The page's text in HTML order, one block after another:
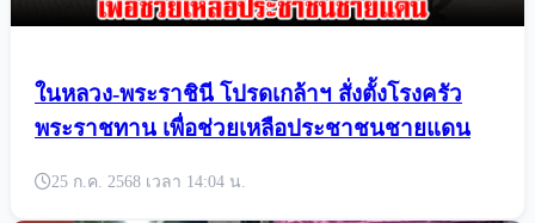
ในหลวง-พระราชินี โปรดเกล้าฯ สั่งตั้งโรงครัว
พระราชทาน เพื่อช่วยเหลือประชาชนชายแดน
25 ก.ค. 2568 เวลา 14:04 น.